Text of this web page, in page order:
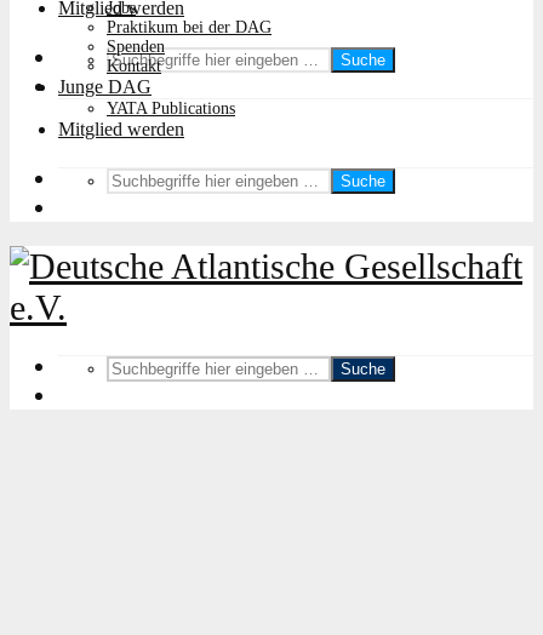
Mitglied werden
Suche
Jobs
Praktikum bei der DAG
Spenden
Kontakt
Junge DAG
YATA Publications
Mitglied werden
Suche
Suche